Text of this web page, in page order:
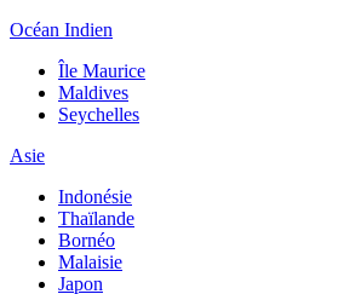
Océan Indien
Île Maurice
Maldives
Seychelles
Asie
Indonésie
Thaïlande
Bornéo
Malaisie
Japon